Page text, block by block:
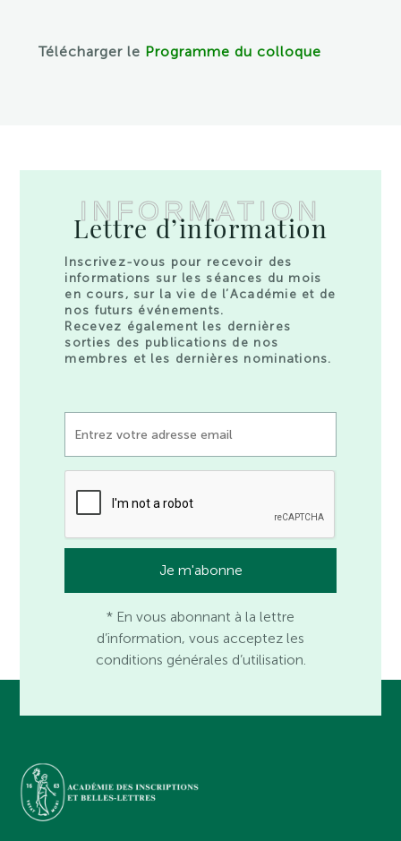
Télécharger le Programme du colloque
INFORMATION
Lettre d’information
Inscrivez-vous pour recevoir des
informations sur les séances du mois
en cours, sur la vie de l’Académie et de
nos futurs événements.
Recevez également les dernières
sorties des publications de nos
membres et les dernières nominations.
* En vous abonnant à la lettre
d’information, vous acceptez les
conditions générales d’utilisation.